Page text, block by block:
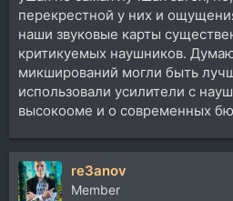
перекрестной у них и
наши звуковые карты
критикуемых наушников.
микширований могли быть
использовали усилители с
высокооме и о современных
re3anov
Member